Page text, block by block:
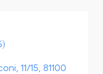
11/15, 81100